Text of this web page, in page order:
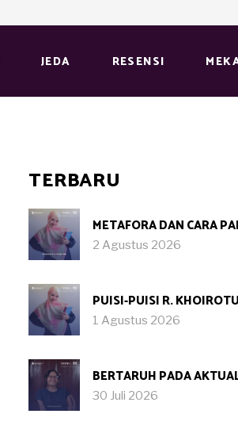
JEDA RESENSI
TERBARU
METAFORA DAN CARA
2 Agustus 2026
PUISI-PUISI R.
1 Agustus 2026
BERTARUH PADA
30 Juli 2026